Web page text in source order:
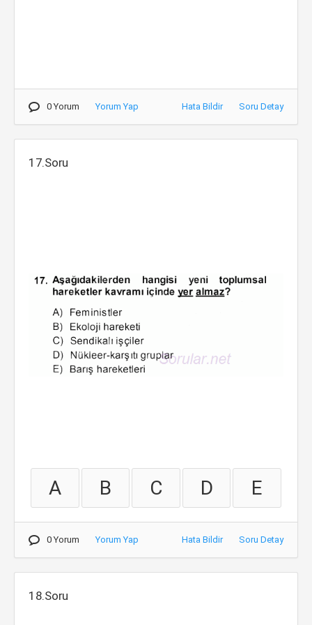
0 Yorum Yorum Yap Hata Bildir Soru Detay
17.Soru
A B C D E
0 Yorum Yorum Yap Hata Bildir Soru Detay
18.Soru